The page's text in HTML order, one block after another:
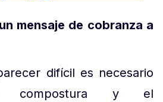
mensaje de cobranza a
difícil es necesario
compostura y el